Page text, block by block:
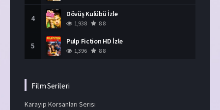
4 Dövüş Kulübü İzle
1,938 8.8
5 Pulp Fiction HD İzle
1,396 8.8
Film Serileri
Karayip Korsanları Serisi